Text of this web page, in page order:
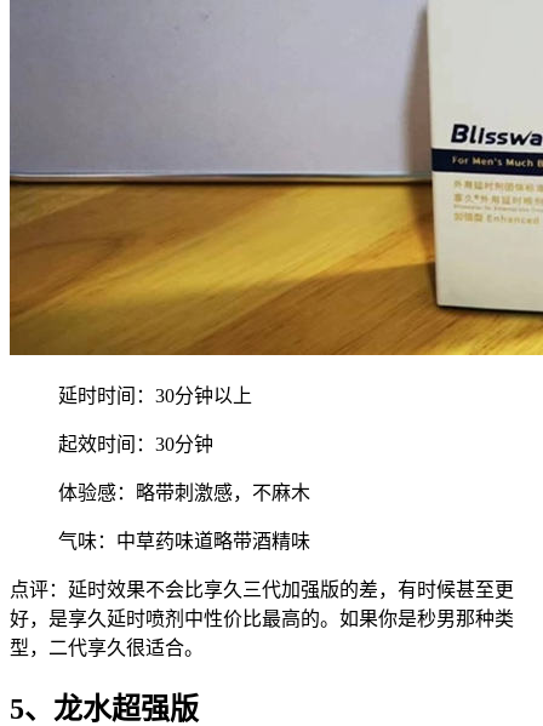
延时时间：30分钟以上
起效时间：30分钟
体验感：略带刺激感，不麻木
气味：中草药味道略带酒精味
点评：延时效果不会比享久三代加强版的差，有时候甚至更
好，是享久延时喷剂中性价比最高的。如果你是秒男那种类
型，二代享久很适合。
5、龙水超强版